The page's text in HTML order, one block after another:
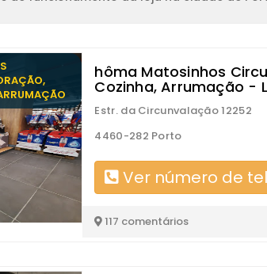
hôma Matosinhos
Cozinha, Arrumação -
Estr. da Circunvalação 12252
4460-282 Porto
Ver número de
117 comentários